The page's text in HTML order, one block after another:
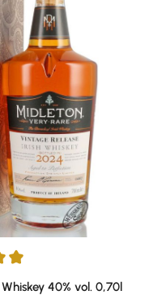
5 von 5 Sternen
40% vol. 0,70l